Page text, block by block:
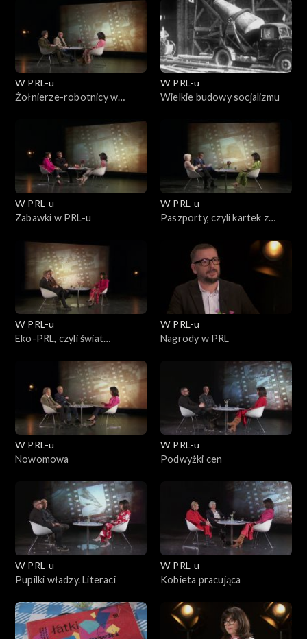
W PRL-u
Żołnierze-robotnicy w
W PRL-u
Wielkie budowy socjalizmu
W PRL-u
Zabawki w PRL-u
W PRL-u
Paszporty, czyli kartek z
W PRL-u
Eko-PRL, czyli świat
W PRL-u
Nagrody w PRL
W PRL-u
Nowomowa
W PRL-u
Podwyżki cen
W PRL-u
Pupilki władzy. Literaci
W PRL-u
Kobieta pracująca